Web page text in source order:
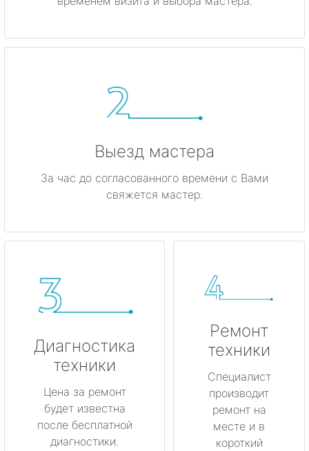
Выезд мастера
За час до согласованного времени с Вами
свяжется мастер.
Диагностика
техники
Цена за ремонт
будет известна
после бесплатной
диагностики.
Ремонт
техники
Специалист
производит
ремонт на
месте и в
короткий